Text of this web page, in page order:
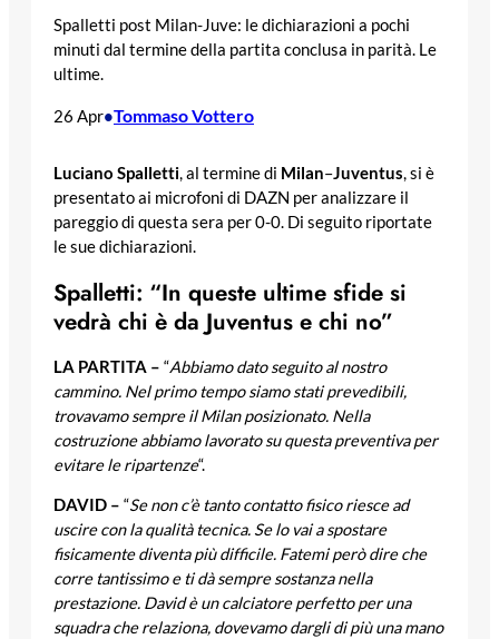
Spalletti post Milan-Juve: le dichiarazioni a pochi
minuti dal termine della partita conclusa in parità. Le
ultime.
26 Apr•Tommaso Vottero
Luciano Spalletti, al termine di Milan–Juventus, si è
presentato ai microfoni di DAZN per analizzare il
pareggio di questa sera per 0-0. Di seguito riportate
le sue dichiarazioni.
Spalletti: “In queste ultime sfide si
vedrà chi è da Juventus e chi no”
LA PARTITA – “Abbiamo dato seguito al nostro
cammino. Nel primo tempo siamo stati prevedibili,
trovavamo sempre il Milan posizionato. Nella
costruzione abbiamo lavorato su questa preventiva per
evitare le ripartenze“.
DAVID – “Se non c’è tanto contatto fisico riesce ad
uscire con la qualità tecnica. Se lo vai a spostare
fisicamente diventa più difficile. Fatemi però dire che
corre tantissimo e ti dà sempre sostanza nella
prestazione. David è un calciatore perfetto per una
squadra che relaziona, dovevamo dargli di più una mano